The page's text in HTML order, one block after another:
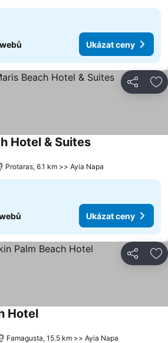
Ukázat ceny
Sdílet
Hotel & SuitesUkázat ceny
Protaras, 6.1 km >> Ayia Napa
Ukázat ceny
Sdílet
HotelUkázat ceny
Famagusta, 15.5 km >> Ayia Napa